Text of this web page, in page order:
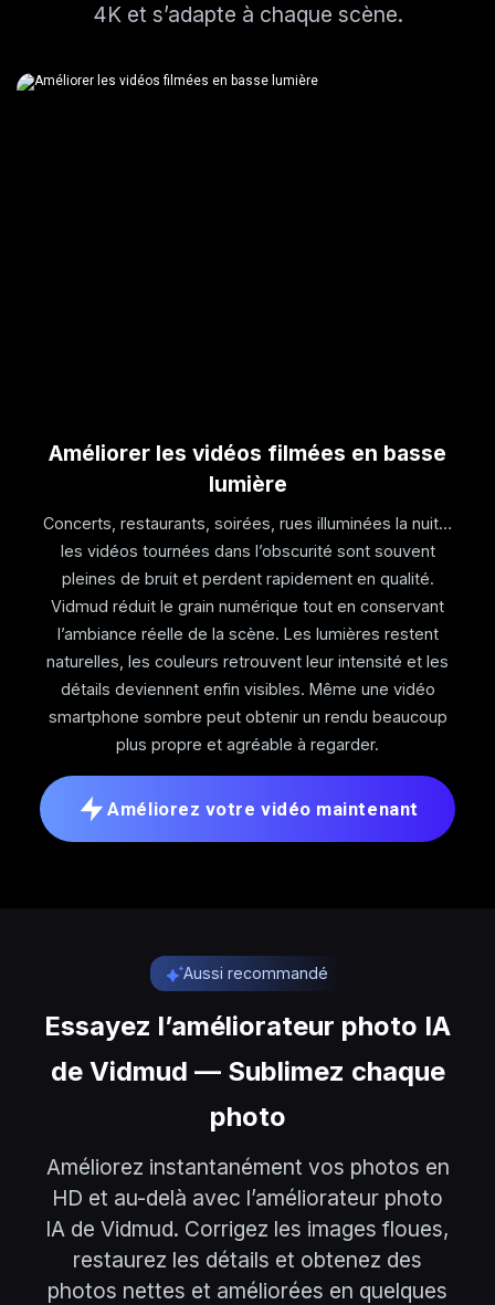
4K et s’adapte à chaque scène.
Améliorer les vidéos filmées en basse
lumière
Concerts, restaurants, soirées, rues illuminées la nuit…
les vidéos tournées dans l’obscurité sont souvent
pleines de bruit et perdent rapidement en qualité.
Vidmud réduit le grain numérique tout en conservant
l’ambiance réelle de la scène. Les lumières restent
naturelles, les couleurs retrouvent leur intensité et les
détails deviennent enfin visibles. Même une vidéo
smartphone sombre peut obtenir un rendu beaucoup
plus propre et agréable à regarder.
Améliorez votre vidéo maintenant
Aussi recommandé
Essayez l’améliorateur photo IA
de Vidmud — Sublimez chaque
photo
Améliorez instantanément vos photos en
HD et au-delà avec l’améliorateur photo
IA de Vidmud. Corrigez les images floues,
restaurez les détails et obtenez des
photos nettes et améliorées en quelques